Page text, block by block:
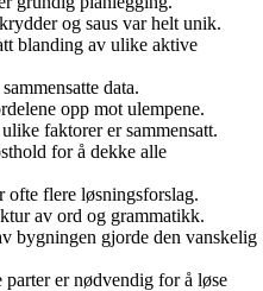
og saus var helt unik.
blanding av ulike aktive
data.
opp mot ulempene.
faktorer er sammensatt.
for å dekke alle
ofte flere løsningsforslag.
av ord og grammatikk.
bygningen gjorde den vanskelig
parter er nødvendig for å løse